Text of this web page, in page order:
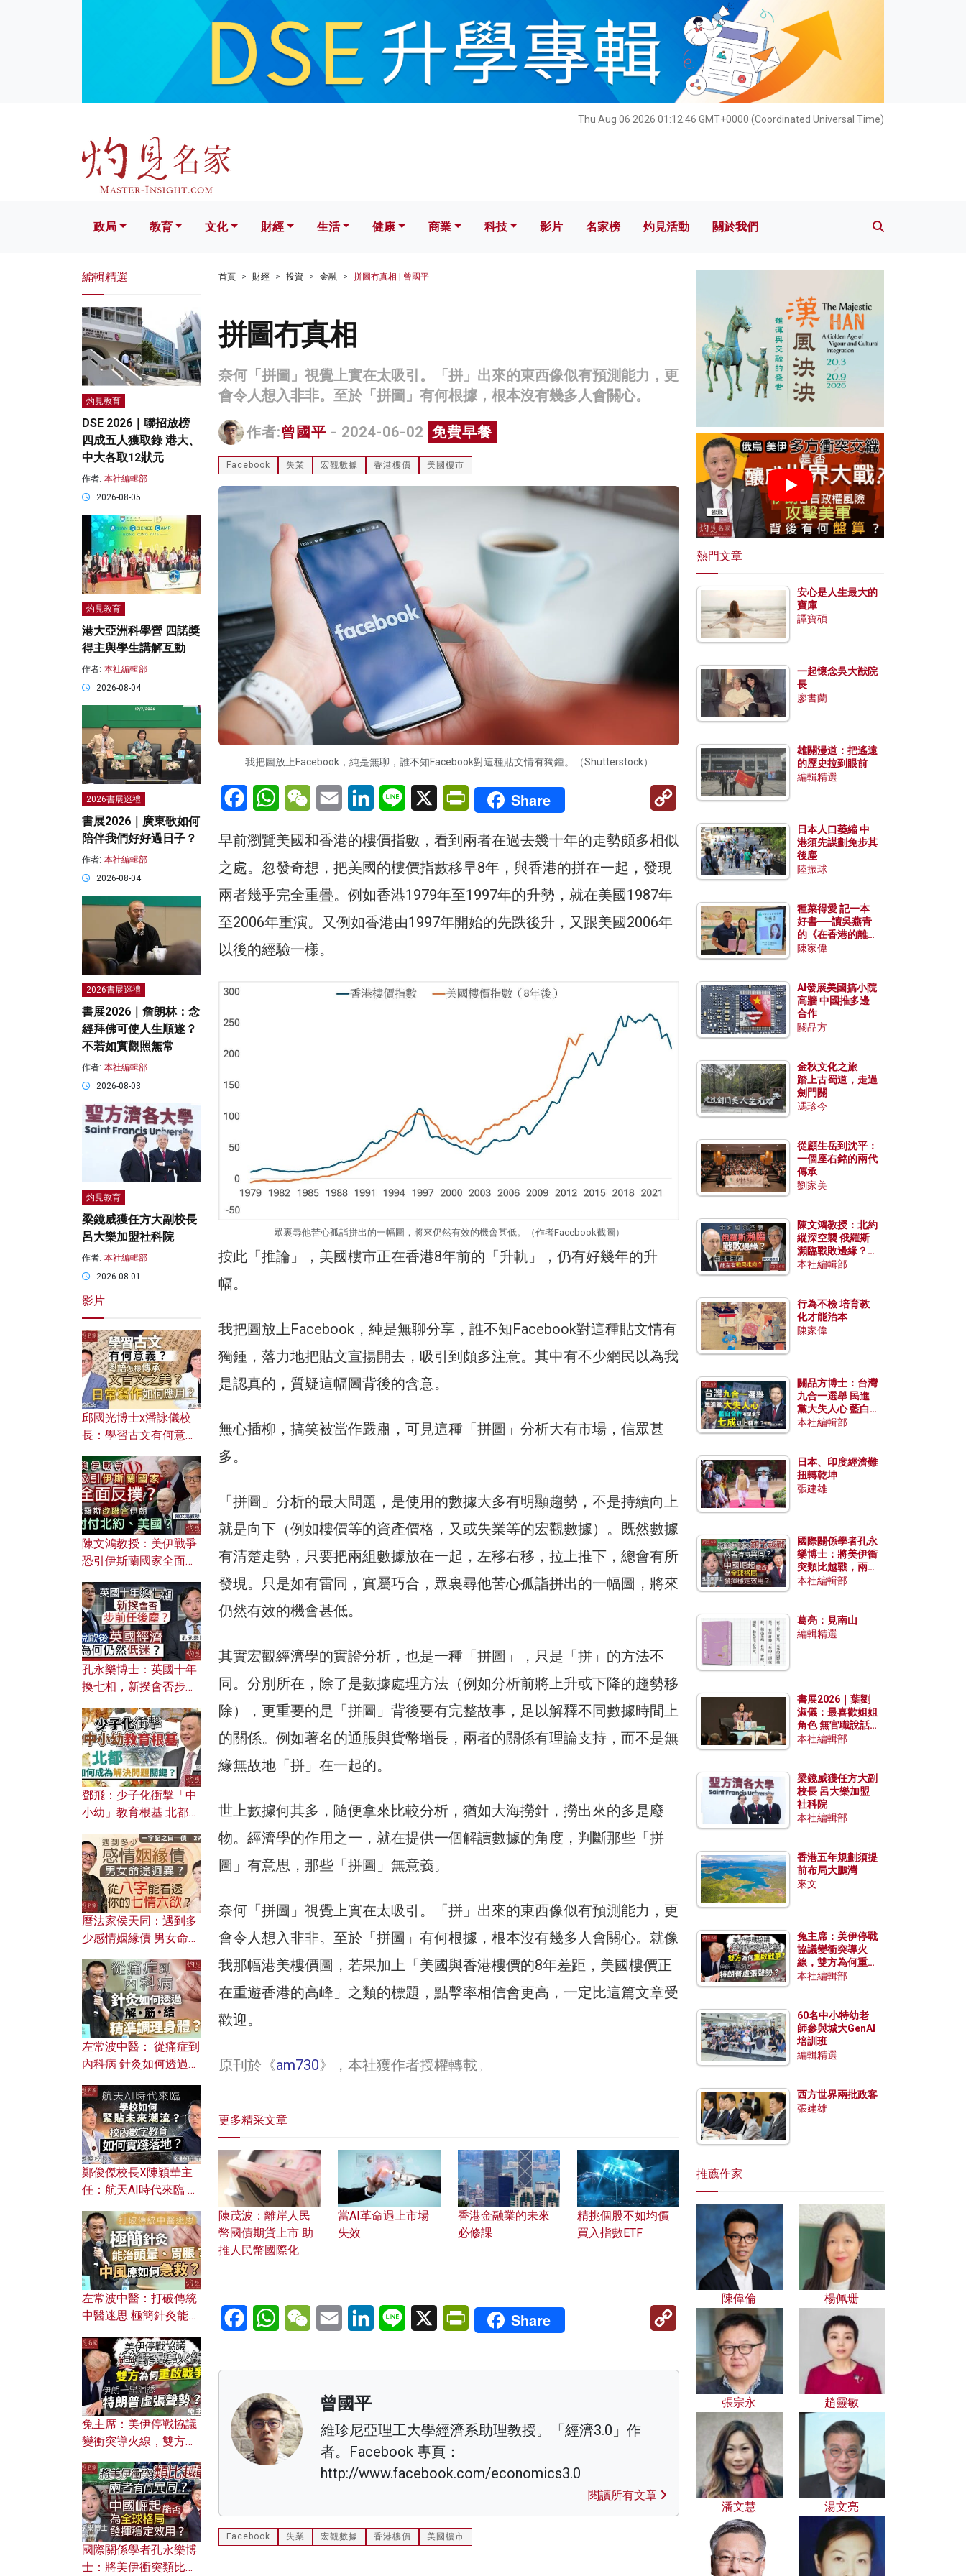
Thu Aug 06 2026 01:12:48 GMT+0000 (Coordinated Universal Time)
文化 財經 生活 健康 科技 影片 名家榜 灼見活動 關於我們
政局 教育 文化 財經 生活 健康 商業 科技 影片 名家榜 灼見活動 關於我們
首頁 財經 投資 金融 拼圖冇真相 | 曾國平
拼圖冇真相
奈何「拼圖」視覺上實在太吸引。「拼」出來的東西像似有預測能力，更
會令人想入非非。至於「拼圖」有何根據，根本沒有幾多人會關心。
作者:曾國平 - 2024-06-02 免費早餐
Facebook 失業 宏觀數據 香港樓價 美國樓市
我把圖放上Facebook，純是無聊，誰不知Facebook對這種貼文情有獨鍾。（Shutterstock）
FacebookWhatsAppWeChatEmail LinkedInLine X PrintFriendly
Share
Copy
Link
早前瀏覽美國和香港的樓價指數，看到兩者在過去幾十年的走勢頗多相似
之處。忽發奇想，把美國的樓價指數移早8年，與香港的拼在一起，發現
兩者幾乎完全重疊。例如香港1979年至1997年的升勢，就在美國1987年
至2006年重演。又例如香港由1997年開始的先跌後升，又跟美國2006年
以後的經驗一樣。
眾裏尋他苦心孤詣拼出的一幅圖，將來仍然有效的機會甚低。（作者Facebook截圖）
按此「推論」，美國樓市正在香港8年前的「升軌」，仍有好幾年的升
幅。
我把圖放上Facebook，純是無聊分享，誰不知Facebook對這種貼文情有
獨鍾，落力地把貼文宣揚開去，吸引到頗多注意。其中有不少網民以為我
是認真的，質疑這幅圖背後的含意。
無心插柳，搞笑被當作嚴肅，可見這種「拼圖」分析大有市場，信眾甚
多。
「拼圖」分析的最大問題，是使用的數據大多有明顯趨勢，不是持續向上
就是向下（例如樓價等的資產價格，又或失業等的宏觀數據）。既然數據
有清楚走勢，只要把兩組數據放在一起，左移右移，拉上推下，總會有所
發現。只是如有雷同，實屬巧合，眾裏尋他苦心孤詣拼出的一幅圖，將來
仍然有效的機會甚低。
其實宏觀經濟學的實證分析，也是一種「拼圖」，只是「拼」的方法不
同。分別所在，除了是數據處理方法（例如分析前將上升或下降的趨勢移
除），更重要的是「拼圖」背後要有完整故事，足以解釋不同數據時間上
的關係。例如著名的通脹與貨幣增長，兩者的關係有理論支持，而不是無
緣無故地「拼」在一起的。
世上數據何其多，隨便拿來比較分析，猶如大海撈針，撈出來的多是廢
物。經濟學的作用之一，就在提供一個解讀數據的角度，判斷那些「拼
圖」有意思，那些「拼圖」無意義。
奈何「拼圖」視覺上實在太吸引。「拼」出來的東西像似有預測能力，更
會令人想入非非。至於「拼圖」有何根據，根本沒有幾多人會關心。就像
我那幅港美樓價圖，若果加上「美國與香港樓價的8年差距，美國樓價正
在重遊香港的高峰」之類的標題，點擊率相信會更高，一定比這篇文章受
歡迎。
原刊於《am730》，本社獲作者授權轉載。
更多精采文章
陳茂波：離岸人民
幣國債期貨上市 助
推人民幣國際化
當AI革命遇上市場
失效
香港金融業的未來
必修課
精挑個股不如均價
買入指數ETF
FacebookWhatsAppWeChatEmail LinkedInLine X PrintFriendly
Share
Copy
Link
曾國平
維珍尼亞理工大學經濟系助理教授。「經濟3.0」作
者。Facebook 專頁：
http://www.facebook.com/economics3.0
閱讀所有文章
Facebook 失業 宏觀數據 香港樓價 美國樓市
編輯精選
灼見教育
DSE 2026｜聯招放榜
四成五人獲取錄 港大、
中大各取12狀元
作者: 本社編輯部
2026-08-05
灼見教育
港大亞洲科學營 四諾獎
得主與學生講解互動
作者: 本社編輯部
2026-08-04
2026書展巡禮
書展2026｜廣東歌如何
陪伴我們好好過日子？
作者: 本社編輯部
2026-08-04
2026書展巡禮
書展2026｜詹朗林：念
經拜佛可使人生順遂？
不若如實觀照無常
作者: 本社編輯部
2026-08-03
灼見教育
梁鏡威獲任方大副校長
呂大樂加盟社科院
作者: 本社編輯部
2026-08-01
影片
邱國光博士x潘詠儀校
長：學習古文有何意
文之美？ 日常寫作如何
應用？
陳文鴻教授：美伊戰爭
恐引伊斯蘭國家全面反
對付北約美國？
孔永樂博士：英國十年
換七相，新揆會否步前
濟為何仍然低迷？
鄧飛：少子化衝擊「中
小幼」教育根基 北都如
曆法家侯天同：遇到多
少感情姻緣債 男女命途
的七情六欲？
左常波中醫： 從痛症到
內科病 針灸如何透過解
鄭俊傑校長X陳穎華主
任：航天AI時代來臨 學
校內數字教育如何實踐
落地？
左常波中醫：打破傳統
中醫迷思 極簡針灸能治
何急救？
兔主席：美伊停戰協議
變衝突導火線，雙方為
洞悉特朗普虛張聲勢？
國際關係學者孔永樂博
士：將美伊衝突類比越
熱門文章
安心是人生最大的
寶庫
譚寶碩
一起懷念吳大猷院
長
廖書蘭
雄關漫道：把遙遠
的歷史拉到眼前
編輯精選
日本人口萎縮 中
港須先謀劃免步其
後塵
陸振球
種菜得愛 記一本
好書──讀吳燕青
的《在香港的離島
種菜》
陳家偉
AI發展美國搞小院
高牆 中國推多邊
合作
關品方
金秋文化之旅──
踏上古蜀道，走過
劍門關
馮珍今
從顧生岳到沈平：
一個座右銘的兩代
傳承
劉家美
陳文鴻教授：北約
縱深空襲 俄羅斯
瀕臨戰敗邊緣？中
國零部件能左右戰
本社編輯部
行為不檢 培育教
化才能治本
陳家偉
關品方博士：台灣
九合一選舉 民進
黨大失人心 藍白
合作有望拿下七成
本社編輯部
日本、印度經濟難
扭轉乾坤
張建雄
國際關係學者孔永
樂博士：將美伊衝
突類比越戰，兩者
有何異同？中國崛
本社編輯部
葛亮：見南山
編輯精選
書展2026｜葉劉
淑儀：最喜歡姐姐
角色 無官職說話
包袱少
本社編輯部
梁鏡威獲任方大副
校長 呂大樂加盟
社科院
本社編輯部
香港五年規劃須提
前布局大鵬灣
來文
兔主席：美伊停戰
協議變衝突導火
線，雙方為何重啟
戰爭？伊朗一早洞
本社編輯部
60名中小特幼老
師參與城大GenAI
培訓班
編輯精選
西方世界兩批政客
張建雄
推薦作家
陳偉倫 楊佩珊
張宗永 趙靈敏
潘文慧 湯文亮